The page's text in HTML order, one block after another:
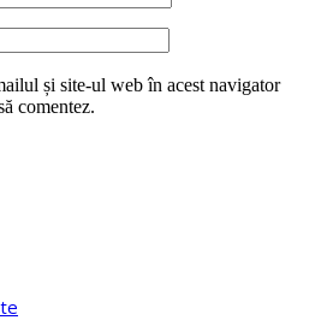
și site-ul web în acest navigator
comentez.